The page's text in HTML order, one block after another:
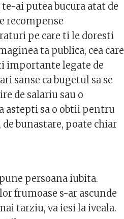
ai putea bucura atat de
recompense
pe care ti le doresti
ta publica, cea care
importante legate de
sanse ca bugetul sa se
de salariu sau o
astepti sa o obtii pentru
bunastare, poate chiar
persoana iubita.
frumoase s-ar ascunde
tarziu, va iesi la iveala.